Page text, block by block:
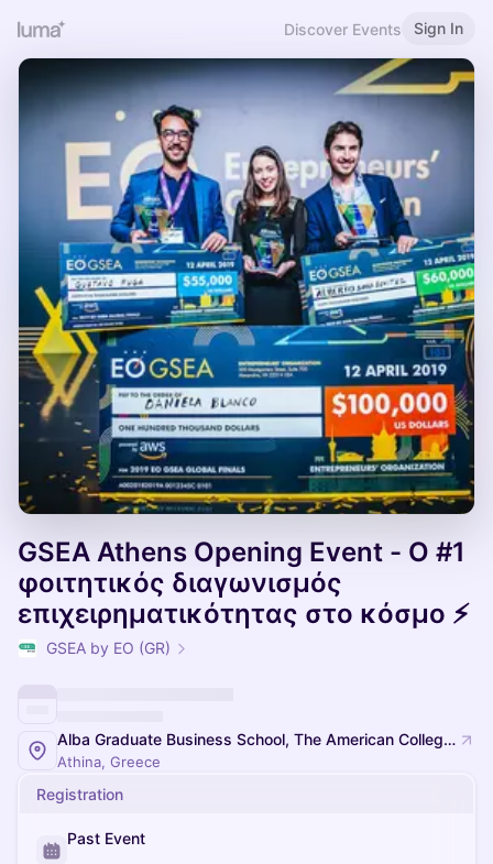
Discover Events Sign In
GSEA Athens Opening Event - Ο #1
φοιτητικός διαγωνισμός
επιχειρηματικότητας στο κόσμο ⚡️
GSEA by EO (GR)
Alba Graduate Business School, The American College of Greece
Athina, Greece
Registration
Past Event